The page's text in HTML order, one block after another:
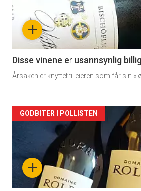
nå
2
+
Disse vinene er usannsynlig
Årsaken er knyttet til eieren som får sin
Forsiden
akkurat
nå+
GODBITER I POLLISTEN